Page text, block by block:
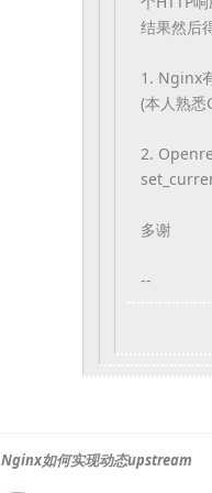
结果然后
1. Nginx
(本人熟悉
2.
多谢
--
Nginx如何实现动态upstream